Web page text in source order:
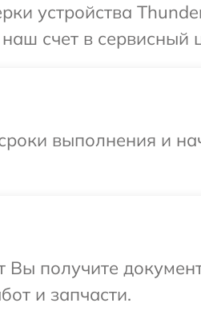
устройства
счет в сервисный
выполнения и
получите
и запчасти.